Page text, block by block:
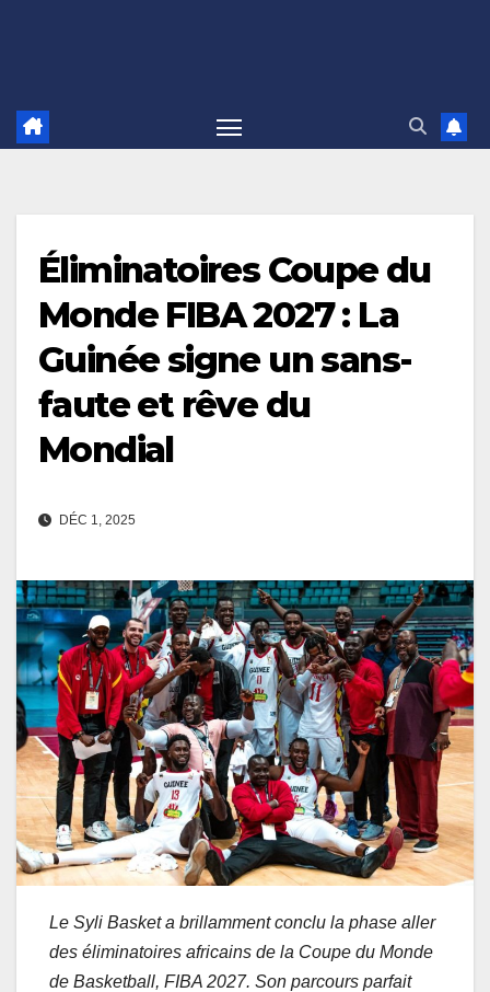
Éliminatoires Coupe du
Monde FIBA 2027 : La
Guinée signe un sans-
faute et rêve du
Mondial
DÉC 1, 2025
Le Syli Basket a brillamment conclu la phase aller
des éliminatoires africains de la Coupe du Monde
de Basketball, FIBA 2027. Son parcours parfait